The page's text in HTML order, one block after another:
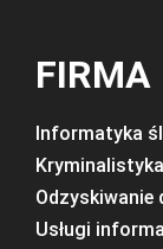
FIRMA
Informatyka
Odzyskiwanie
Usługi